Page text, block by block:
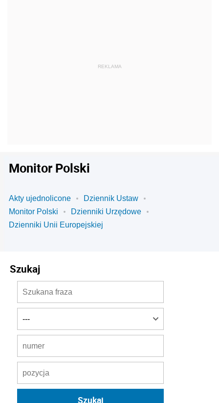
Monitor Polski
Akty ujednolicone
Dziennik Ustaw
Monitor Polski
Dzienniki Urzędowe
Dzienniki Unii Europejskiej
Szukaj